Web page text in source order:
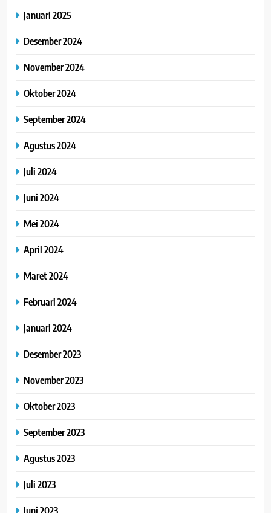
Januari 2025
Desember 2024
November 2024
Oktober 2024
September 2024
Agustus 2024
Juli 2024
Juni 2024
Mei 2024
April 2024
Maret 2024
Februari 2024
Januari 2024
Desember 2023
November 2023
Oktober 2023
September 2023
Agustus 2023
Juli 2023
Juni 2023